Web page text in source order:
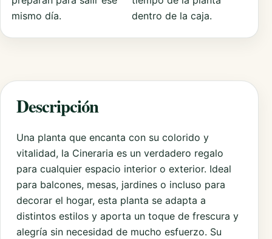
mismo día.
dentro de la caja.
Descripción
Una planta que encanta con su colorido y
vitalidad, la Cineraria es un verdadero regalo
para cualquier espacio interior o exterior. Ideal
para balcones, mesas, jardines o incluso para
decorar el hogar, esta planta se adapta a
distintos estilos y aporta un toque de frescura y
alegría sin necesidad de mucho esfuerzo. Su